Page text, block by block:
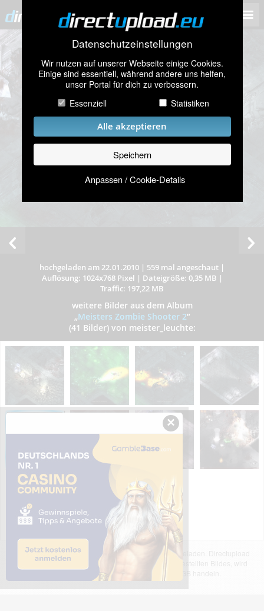
Datenschutzeinstellungen
Wir nutzen auf unserer Webseite einige Cookies.
Einige sind essentiell, während andere uns helfen,
unser Portal für dich zu verbessern.
Essenziell
Statistiken
Alle akzeptieren
Speichern
Anpassen / Cookie-Details
hochgeladen am 22.01.2010 | 559 mal angeschaut |
Auflösung: 1024x768 Pixel | Dateigröße: 0,35 MB |
Traffic: 197,22 MB
weitere Bilder aus dem Album
„Meisters Zombie Shooter 2”
(41 Bilder) von meister_leuchte:
Das dargestellte Bild wurde von einem Nutzer hochgeladen. Directupload
übernimmt keinerlei Haftung für den Inhalt des dargestellten Bildes, wird
jedoch bei Verstößen nach §2(3) unserer AGB handeln.
×